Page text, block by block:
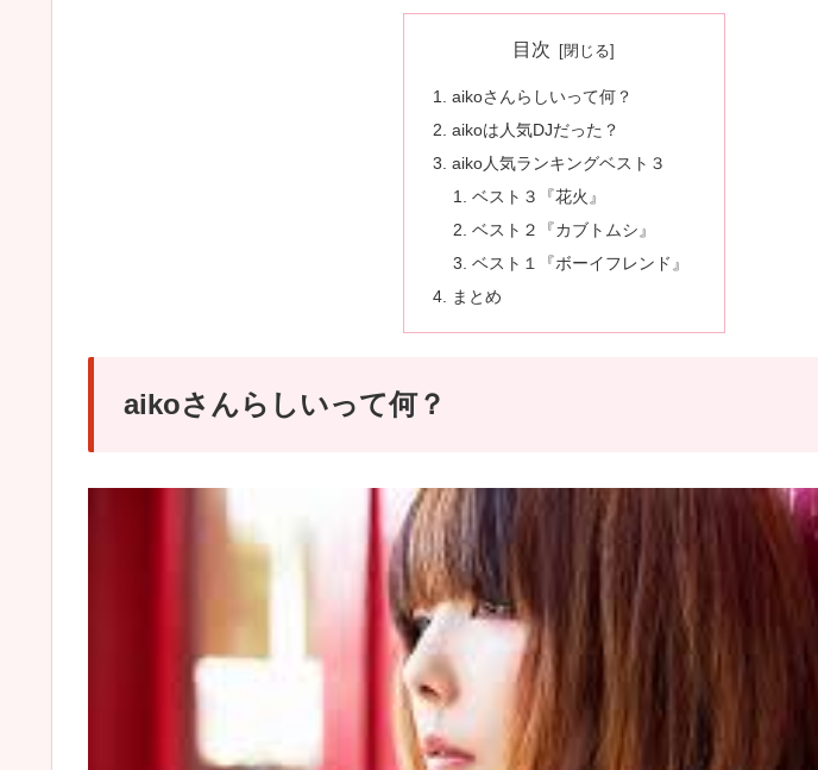
目次
aikoさんらしいって何？
aikoは人気DJだった？
aiko人気ランキングベスト３
ベスト３『花火』
ベスト２『カブトムシ』
ベスト１『ボーイフレンド』
まとめ
aikoさんらしいって何？